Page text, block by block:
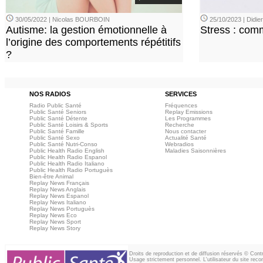
30/05/2022 | Nicolas BOURBOIN
Autisme: la gestion émotionnelle à
l’origine des comportements répétitifs
?
25/10/2023 |
Stress :
NOS RADIOS SERVICES
Radio Public Santé
Public Santé Seniors
Public Santé Détente
Public Santé Loisirs & Sports
Public Santé Famille
Public Santé Sexo
Public Santé Nutri-Conso
Public Health Radio English
Public Health Radio Espanol
Public Health Radio Italiano
Public Health Radio Portuguès
Bien-être Animal
Replay News Français
Replay News Anglais
Replay News Espanol
Replay News Italiano
Replay News Portuguès
Replay News Eco
Replay News Sport
Replay News Story
Fréquences
Replay Emissions
Les Programmes
Recherche
Nous contacter
Actualité Santé
Webradios
Maladies Saisonnières
Droits de reproduction et de diffusion réservés ©
Usage strictement personnel. L'utilisateur du site